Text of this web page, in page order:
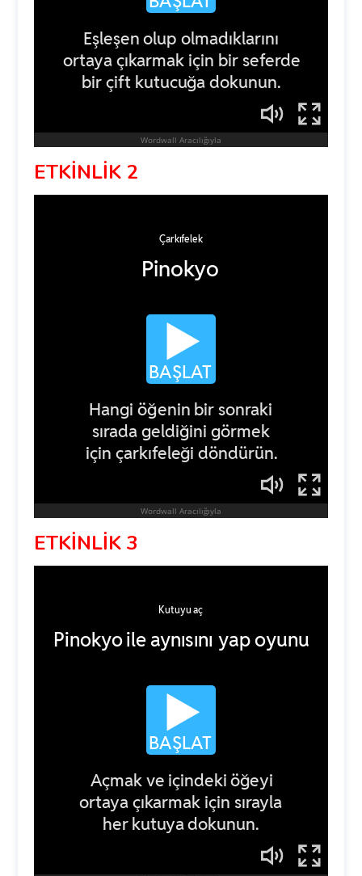
ETKİNLİK 2
ETKİNLİK 3